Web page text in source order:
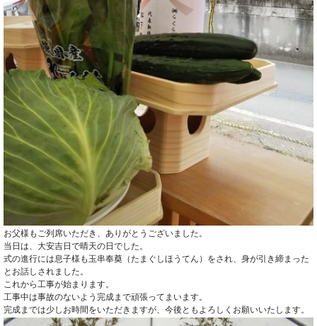
お父様もご列席いただき、ありがとうございました。
当日は、大安吉日で晴天の日でした。
式の進行には息子様も玉串奉奠（たまぐしほうてん）をされ、身が引き締まった
とお話しされました。
これから工事が始まります。
工事中は事故のないよう完成まで頑張ってまいます。
完成までは少しお時間をいただきますが、今後ともよろしくお願いいたします。